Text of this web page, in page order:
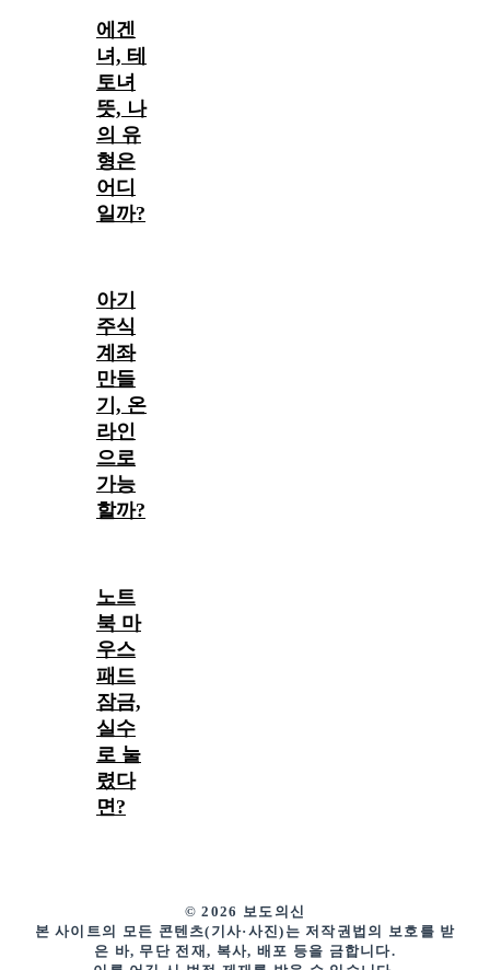
에겐
녀, 테
토녀
뜻, 나
의 유
형은
어디
일까?
아기
주식
계좌
만들
기, 온
라인
으로
가능
할까?
노트
북 마
우스
패드
잠금,
실수
로 눌
렸다
면?
© 2026 보도의신
본 사이트의 모든 콘텐츠(기사·사진)는 저작권법의 보호를 받
은 바, 무단 전재, 복사, 배포 등을 금합니다.